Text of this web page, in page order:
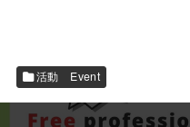
活動 Event